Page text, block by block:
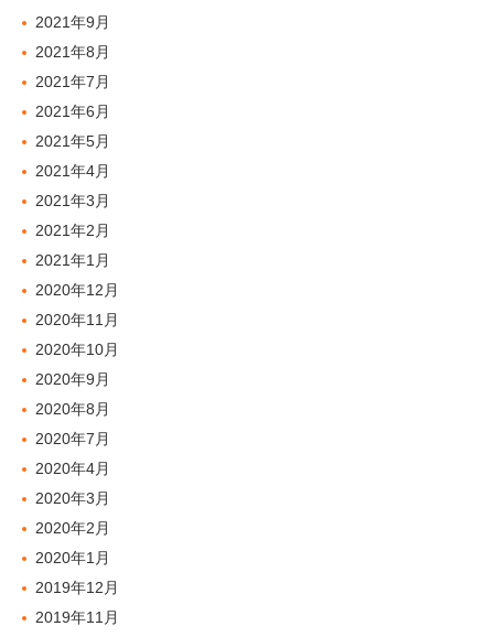
2021年9月
2021年8月
2021年7月
2021年6月
2021年5月
2021年4月
2021年3月
2021年2月
2021年1月
2020年12月
2020年11月
2020年10月
2020年9月
2020年8月
2020年7月
2020年4月
2020年3月
2020年2月
2020年1月
2019年12月
2019年11月